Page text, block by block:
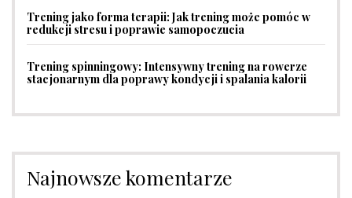
Trening jako forma terapii: Jak trening może pomóc w
redukcji stresu i poprawie samopoczucia
Trening spinningowy: Intensywny trening na rowerze
stacjonarnym dla poprawy kondycji i spalania kalorii
Najnowsze komentarze